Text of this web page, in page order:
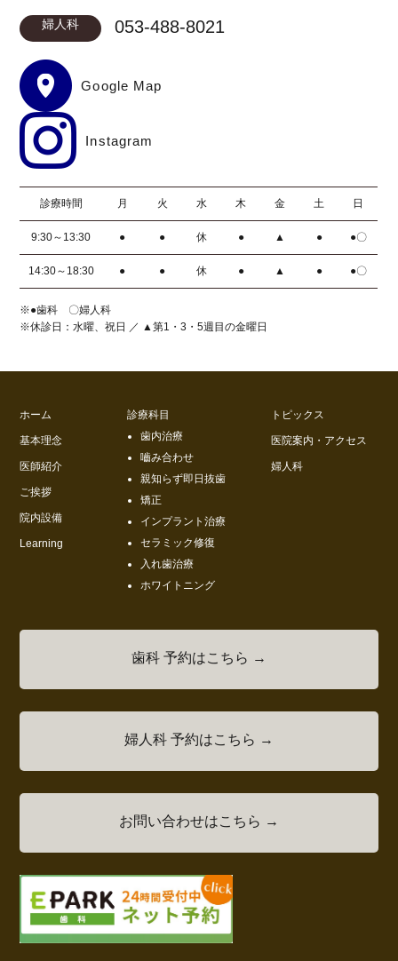
婦人科 053-488-8021
Google Map
Instagram
診療時間 月 火 水 木 金 土 日
9:30～13:30 ● ● 休 ● ▲ ● ●〇
14:30～18:30 ● ● 休 ● ▲ ● ●〇
※●歯科 〇婦人科
※休診日：水曜、祝日 ／ ▲第1・3・5週目の金曜日
ホーム
基本理念
医師紹介
ご挨拶
院内設備
Learning
診療科目
歯内治療
嚙み合わせ
親知らず即日抜歯
矯正
インプラント治療
セラミック修復
入れ歯治療
ホワイトニング
トピックス
医院案内・アクセス
婦人科
歯科 予約はこちら →
婦人科 予約はこちら →
お問い合わせはこちら →